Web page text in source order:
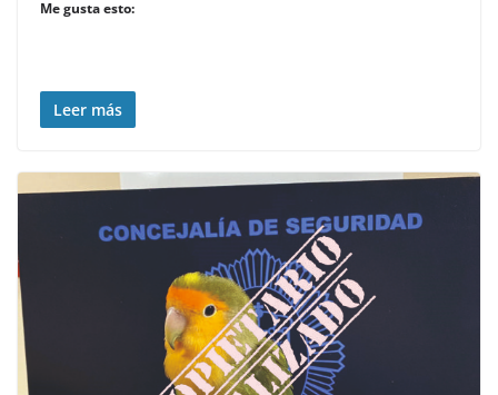
Me gusta esto:
Leer más